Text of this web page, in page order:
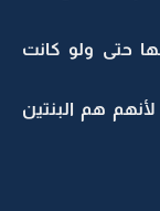
منها حتى ولو كانت
هم البنتين